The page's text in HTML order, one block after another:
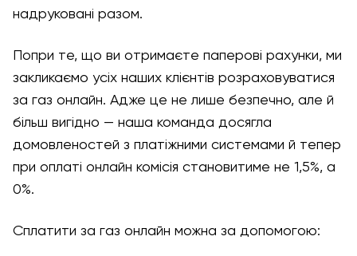
надруковані разом.
Попри те, що ви отримаєте паперові рахунки, ми
закликаємо усіх наших клієнтів розраховуватися
за газ онлайн. Адже це не лише безпечно, але й
більш вигідно — наша команда досягла
домовленостей з платіжними системами й тепер
при оплаті онлайн комісія становитиме не 1,5%, а
0%.
Сплатити за газ онлайн можна за допомогою: